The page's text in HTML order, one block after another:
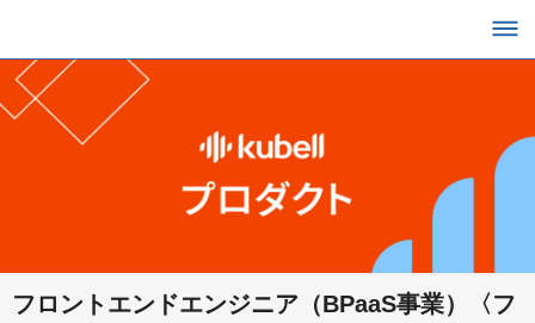
フロントエンドエンジニア（BPaaS事業）〈フ